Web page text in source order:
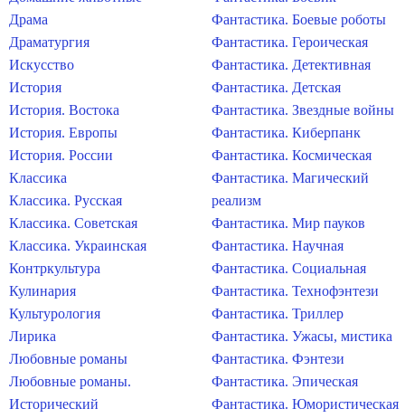
Драма
Драматургия
Искусство
История
История. Востока
История. Европы
История. России
Классика
Классика. Русская
Классика. Советская
Классика. Украинская
Контркультура
Кулинария
Культурология
Лирика
Любовные романы
Любовные романы.
Исторический
Фантастика. Боевые роботы
Фантастика. Героическая
Фантастика. Детективная
Фантастика. Детская
Фантастика. Звездные войны
Фантастика. Киберпанк
Фантастика. Космическая
Фантастика. Магический
реализм
Фантастика. Мир пауков
Фантастика. Научная
Фантастика. Социальная
Фантастика. Технофэнтези
Фантастика. Триллер
Фантастика. Ужасы, мистика
Фантастика. Фэнтези
Фантастика. Эпическая
Фантастика. Юмористическая